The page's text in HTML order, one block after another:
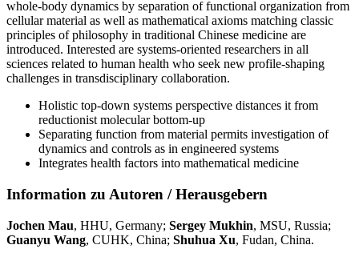
whole-body dynamics by separation of functional organization from
cellular material as well as mathematical axioms matching classic
principles of philosophy in traditional Chinese medicine are
introduced. Interested are systems-oriented researchers in all
sciences related to human health who seek new profile-shaping
challenges in transdisciplinary collaboration.
Holistic top-down systems perspective distances it from
reductionist molecular bottom-up
Separating function from material permits investigation of
dynamics and controls as in engineered systems
Integrates health factors into mathematical medicine
Information zu Autoren / Herausgebern
Jochen Mau, HHU, Germany; Sergey Mukhin, MSU, Russia;
Guanyu Wang, CUHK, China; Shuhua Xu, Fudan, China.